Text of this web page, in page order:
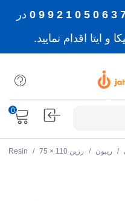
7 3 6 0 5
در
و ایتا اقدام نمایید.
0
/ ریبون / رزین Resin / 75 × 110